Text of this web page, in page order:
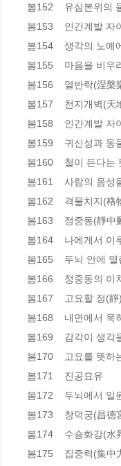
봄152    유심본위의
봄153    인간계발 자
봄154    생각의 노
봄155    마음을 비우
봄156    열반락(涅槃
봄157    천지개벽(天
봄158    인간계발 자
봄159    귀신성과 동
봄160    철이 든다는
봄161    사람의 음성
봄162    격물치지(格
봄163    정중동(靜中
봄164    나에게서 이
봄165    두뇌 안에
봄166    정중동의 이
봄167    고요할 정(
봄168    내면에서 욱
봄169    감각이 생각
봄170    고요를 뜻하
봄171    진공묘유
봄172    두뇌에서 일
봄173    창덕궁(昌
봄174    수승화강(水
봄175    집중력(集中